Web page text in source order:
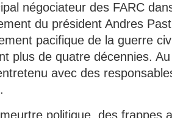
négociateur des FARC
du président Andres
pacifique de la guerre
plus de quatre décennies.
avec des
politique, des frappes